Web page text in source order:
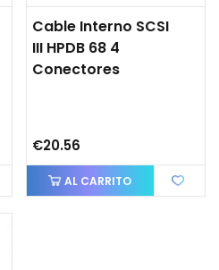
Cable Interno SCSI
III HPDB 68 4
Conectores
€20.56
AL CARRITO